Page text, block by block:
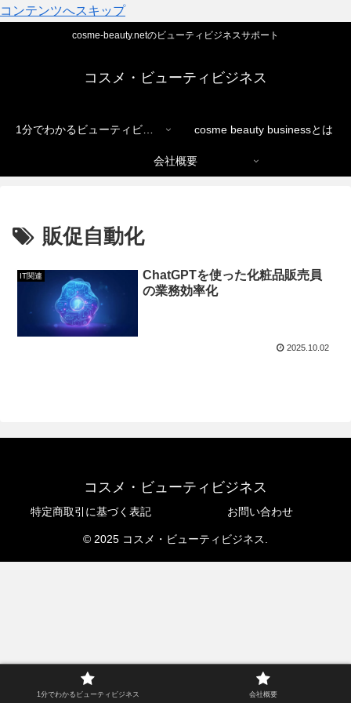
コンテンツへスキップ
cosme-beauty.netのビューティビジネスサポート
コスメ・ビューティビジネス
1分でわかるビューティビジネス cosme beauty businessとは
会社概要
販促自動化
IT関連
ChatGPTを使った化粧品販売員
の業務効率化
2025.10.02
コスメ・ビューティビジネス
特定商取引に基づく表記 お問い合わせ
© 2025 コスメ・ビューティビジネス.
1分でわかるビューティビジネス 会社概要